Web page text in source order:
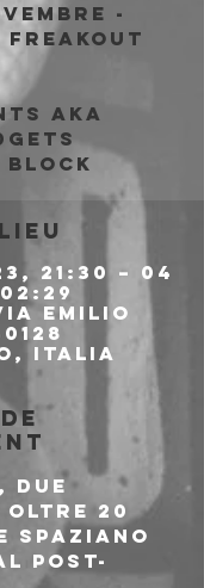
-
Freakout
aka
Block
21:30 – 04
Emilio
Italia
due
oltre 20
post-